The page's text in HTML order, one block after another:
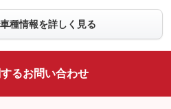
フロントカメラ
：装備なし
：装備なし
ルーフレール
：装備なし
：装備なし
種情報を詳しく見る
るお問い合わせ